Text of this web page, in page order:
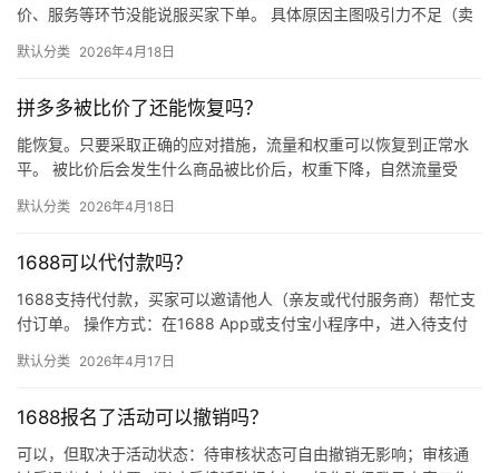
价、服务等环节没能说服买家下单。 具体原因主图吸引力不足（卖
评少、…
默认分类 2026年4月18日
拼多多被比价了还能恢复吗？
能恢复。只要采取正确的应对措施，流量和权重可以恢复到正常水
平。 被比价后会发生什么商品被比价后，权重下降，自然流量受
网价格…
默认分类 2026年4月18日
1688可以代付款吗？
1688支持代付款，买家可以邀请他人（亲友或代付服务商）帮忙支
付订单。 操作方式：在1688 App或支付宝小程序中，进入待支付
默认分类 2026年4月17日
1688报名了活动可以撤销吗？
可以，但取决于活动状态：待审核状态可自由撤销无影响；审核通